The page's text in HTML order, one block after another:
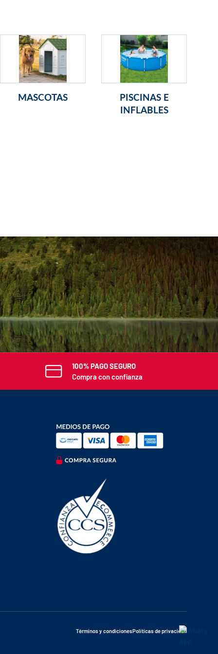
MASCOTAS
PISCINAS E
INFLABLES
100% PAGO SEGURO
Compra con confianza
Términos y condicionesPolíticas de privacidad